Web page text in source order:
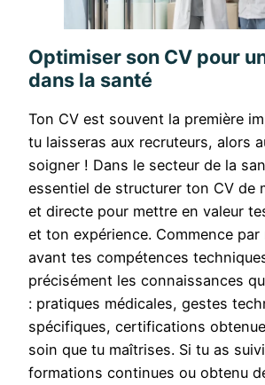
Optimiser son CV pour
dans la santé
Ton CV est souvent la première
tu laisseras aux recruteurs, alors
soigner ! Dans le secteur de la
essentiel de structurer ton CV de
et directe pour mettre en valeur
et ton expérience. Commence par
avant tes compétences
précisément les connaissances
: pratiques médicales, gestes
spécifiques, certifications
soin que tu maîtrises. Si tu as
formations continues ou obtenu